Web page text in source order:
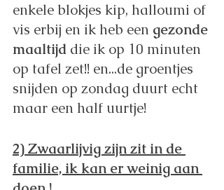
enkele blokjes kip, halloumi of
vis erbij en ik heb een gezonde
maaltijd die ik op 10 minuten
op tafel zet!! en...de groentjes
snijden op zondag duurt echt
maar een half uurtje!
2) Zwaarlijvig zijn zit in de
familie, ik kan er weinig aan